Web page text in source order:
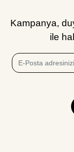
Kampanya,
ile